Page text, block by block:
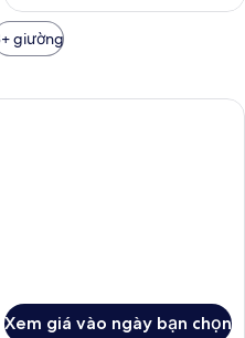
giường
Bộ đồ giường cao cấp, minibar với
Xem giá vào ngày bạn chọn